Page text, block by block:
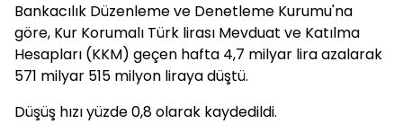
Bankacılık Düzenleme ve Denetleme Kurumu'na
göre, Kur Korumalı Türk lirası Mevduat ve Katılma
Hesapları (KKM) geçen hafta 4,7 milyar lira azalarak
571 milyar 515 milyon liraya düştü.
Düşüş hızı yüzde 0,8 olarak kaydedildi.